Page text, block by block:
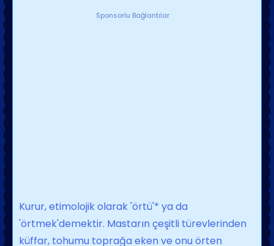
Sponsorlu Bağlantılar
Kurur, etimolojik olarak 'örtü'* ya da
'örtmek'demektir. Mastarın çeşitli türev­lerinden
küffar, tohumu toprağa eken ve onu örten